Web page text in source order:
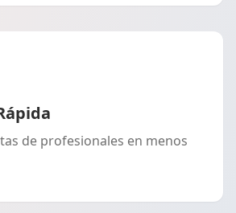
de profesionales en menos